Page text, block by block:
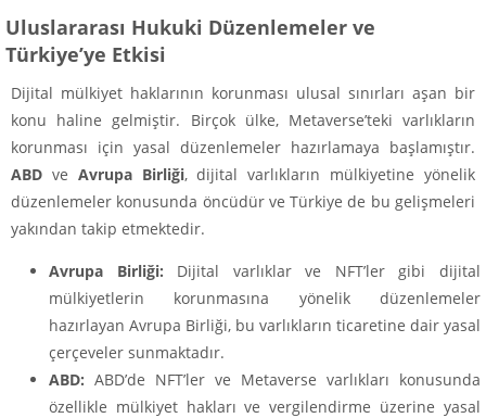
Uluslararası Hukuki Düzenlemeler ve
Türkiye’ye Etkisi
Dijital mülkiyet haklarının korunması ulusal sınırları aşan bir
konu haline gelmiştir. Birçok ülke, Metaverse’teki varlıkların
korunması için yasal düzenlemeler hazırlamaya başlamıştır.
ABD ve Avrupa Birliği, dijital varlıkların mülkiyetine yönelik
düzenlemeler konusunda öncüdür ve Türkiye de bu gelişmeleri
yakından takip etmektedir.
Avrupa Birliği: Dijital varlıklar ve NFT’ler gibi dijital
mülkiyetlerin korunmasına yönelik düzenlemeler
hazırlayan Avrupa Birliği, bu varlıkların ticaretine dair yasal
çerçeveler sunmaktadır.
ABD: ABD’de NFT’ler ve Metaverse varlıkları konusunda
özellikle mülkiyet hakları ve vergilendirme üzerine yasal